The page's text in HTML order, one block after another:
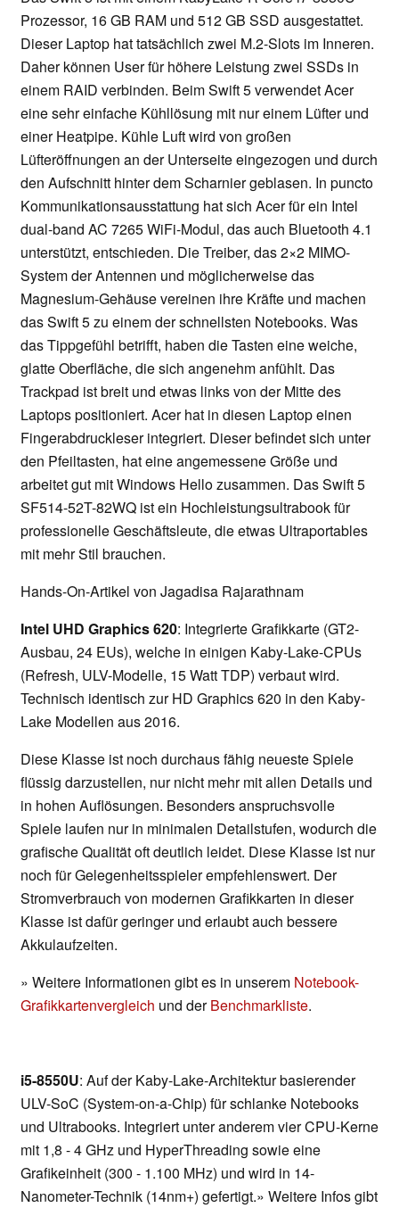
Prozessor, 16 GB RAM und 512 GB SSD ausgestattet.
Dieser Laptop hat tatsächlich zwei M.2-Slots im Inneren.
Daher können User für höhere Leistung zwei SSDs in
einem RAID verbinden. Beim Swift 5 verwendet Acer
eine sehr einfache Kühllösung mit nur einem Lüfter und
einer Heatpipe. Kühle Luft wird von großen
Lüfteröffnungen an der Unterseite eingezogen und durch
den Aufschnitt hinter dem Scharnier geblasen. In puncto
Kommunikationsausstattung hat sich Acer für ein Intel
dual-band AC 7265 WiFi-Modul, das auch Bluetooth 4.1
unterstützt, entschieden. Die Treiber, das 2×2 MIMO-
System der Antennen und möglicherweise das
Magnesium-Gehäuse vereinen ihre Kräfte und machen
das Swift 5 zu einem der schnellsten Notebooks. Was
das Tippgefühl betrifft, haben die Tasten eine weiche,
glatte Oberfläche, die sich angenehm anfühlt. Das
Trackpad ist breit und etwas links von der Mitte des
Laptops positioniert. Acer hat in diesen Laptop einen
Fingerabdruckleser integriert. Dieser befindet sich unter
den Pfeiltasten, hat eine angemessene Größe und
arbeitet gut mit Windows Hello zusammen. Das Swift 5
SF514-52T-82WQ ist ein Hochleistungsultrabook für
professionelle Geschäftsleute, die etwas Ultraportables
mit mehr Stil brauchen.
Hands-On-Artikel von Jagadisa Rajarathnam
Intel UHD Graphics 620: Integrierte Grafikkarte (GT2-
Ausbau, 24 EUs), welche in einigen Kaby-Lake-CPUs
(Refresh, ULV-Modelle, 15 Watt TDP) verbaut wird.
Technisch identisch zur HD Graphics 620 in den Kaby-
Lake Modellen aus 2016.
Diese Klasse ist noch durchaus fähig neueste Spiele
flüssig darzustellen, nur nicht mehr mit allen Details und
in hohen Auflösungen. Besonders anspruchsvolle
Spiele laufen nur in minimalen Detailstufen, wodurch die
grafische Qualität oft deutlich leidet. Diese Klasse ist nur
noch für Gelegenheitsspieler empfehlenswert. Der
Stromverbrauch von modernen Grafikkarten in dieser
Klasse ist dafür geringer und erlaubt auch bessere
Akkulaufzeiten.
» Weitere Informationen gibt es in unserem Notebook-
Grafikkartenvergleich und derBenchmarkliste.
i5-8550U: Auf der Kaby-Lake-Architektur basierender
ULV-SoC (System-on-a-Chip) für schlanke Notebooks
und Ultrabooks. Integriert unter anderem vier CPU-Kerne
mit 1,8 - 4 GHz und HyperThreading sowie eine
Grafikeinheit (300 - 1.100 MHz) und wird in 14-
Nanometer-Technik (14nm+) gefertigt.» Weitere Infos gibt